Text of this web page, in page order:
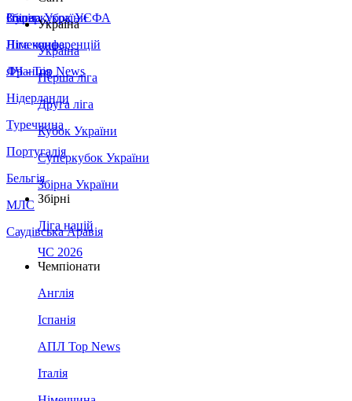
Збірна України
Італія
Німеччина
Франція
Нідерланди
Туреччина
Португалія
Бельгія
МЛС
Саудівська Аравія
Суперкубок УЄФА
Ліга конференцій
ЛЧ - Top News
Україна
Україна
Перша ліга
Друга ліга
Кубок України
Суперкубок України
Збірна України
Збірні
Ліга націй
ЧС 2026
Чемпіонати
Англія
Іспанія
АПЛ Top News
Італія